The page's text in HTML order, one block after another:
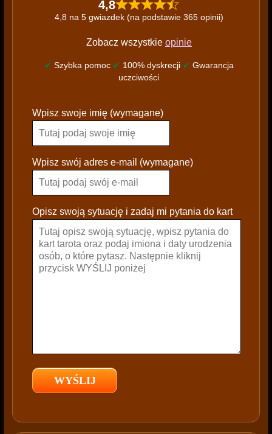
4,8
4,8 na 5 gwiazdek (na podstawie 365 opinii)
Zobacz wszystkie opinie
✔ Szybka pomoc ✔ 100% dyskrecji ✔ Gwarancja
uczciwości
l
a
s
e
a
e
e
p
Wpisz swoje imię (wymagane)
Wpisz swój adres e-mail (wymagane)
Opisz swoją sytuację i zadaj mi pytania do kart